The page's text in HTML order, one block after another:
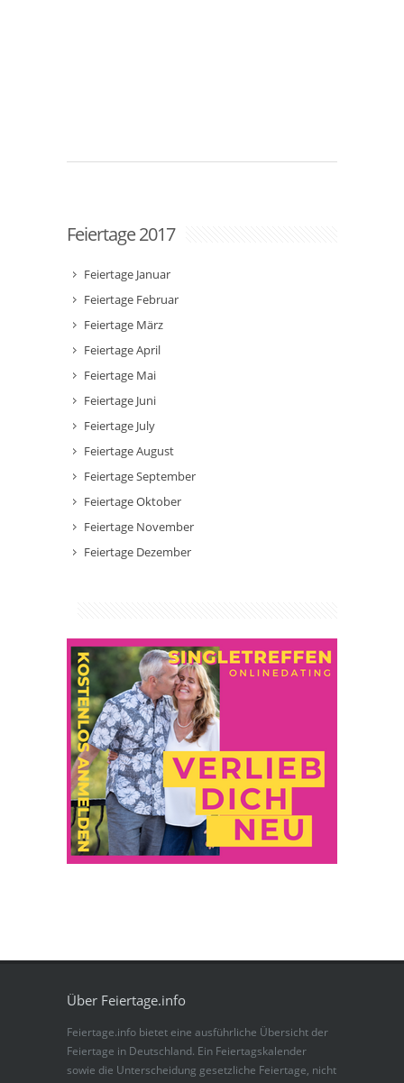
Feiertage 2017
Feiertage Januar
Feiertage Februar
Feiertage März
Feiertage April
Feiertage Mai
Feiertage Juni
Feiertage July
Feiertage August
Feiertage September
Feiertage Oktober
Feiertage November
Feiertage Dezember
Über Feiertage.info
Feiertage.info bietet eine ausführliche Übersicht der
Feiertage in Deutschland. Ein Feiertagskalender
sowie die Unterscheidung gesetzliche Feiertage, nicht